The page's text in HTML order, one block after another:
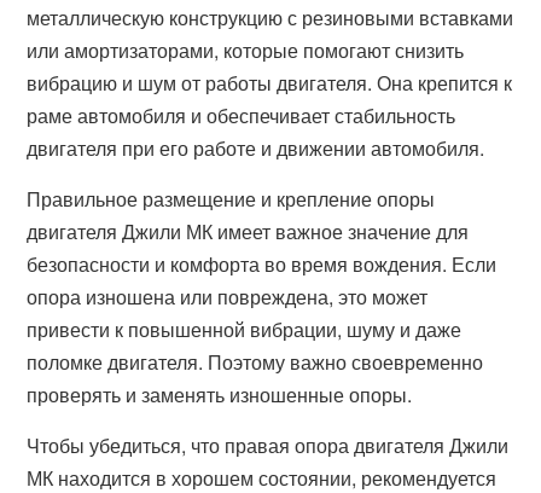
металлическую конструкцию с резиновыми вставками
или амортизаторами, которые помогают снизить
вибрацию и шум от работы двигателя. Она крепится к
раме автомобиля и обеспечивает стабильность
двигателя при его работе и движении автомобиля.
Правильное размещение и крепление опоры
двигателя Джили МК имеет важное значение для
безопасности и комфорта во время вождения. Если
опора изношена или повреждена, это может
привести к повышенной вибрации, шуму и даже
поломке двигателя. Поэтому важно своевременно
проверять и заменять изношенные опоры.
Чтобы убедиться, что правая опора двигателя Джили
МК находится в хорошем состоянии, рекомендуется